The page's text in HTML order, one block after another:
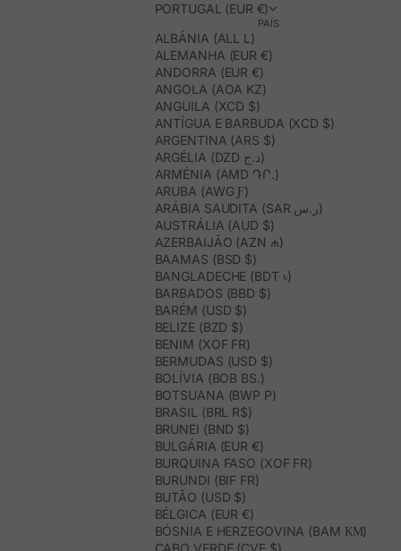
PORTUGAL (EUR €)
PAÍS
ALBÂNIA (ALL L)
ALEMANHA (EUR €)
ANDORRA (EUR €)
ANGOLA (AOA KZ)
ANGUILA (XCD $)
ANTÍGUA E BARBUDA (XCD $)
ARGENTINA (ARS $)
ARGÉLIA (DZD د.ج)
ARMÉNIA (AMD ԴՐ.)
ARUBA (AWG Ƒ)
ARÁBIA SAUDITA (SAR ر.س)
AUSTRÁLIA (AUD $)
AZERBAIJÃO (AZN ₼)
BAAMAS (BSD $)
BANGLADECHE (BDT ৳)
BARBADOS (BBD $)
BARÉM (USD $)
BELIZE (BZD $)
BENIM (XOF FR)
BERMUDAS (USD $)
BOLÍVIA (BOB BS.)
BOTSUANA (BWP P)
BRASIL (BRL R$)
BRUNEI (BND $)
BULGÁRIA (EUR €)
BURQUINA FASO (XOF FR)
BURUNDI (BIF FR)
BUTÃO (USD $)
BÉLGICA (EUR €)
BÓSNIA E HERZEGOVINA (BAM КМ)